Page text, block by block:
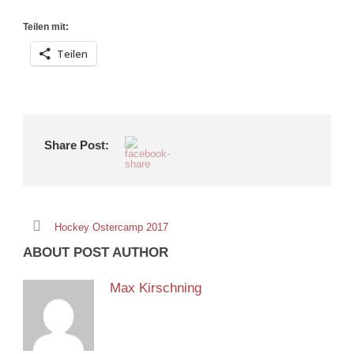
Teilen mit:
Teilen
Share Post:
Hockey Ostercamp 2017
ABOUT POST AUTHOR
Max Kirschning